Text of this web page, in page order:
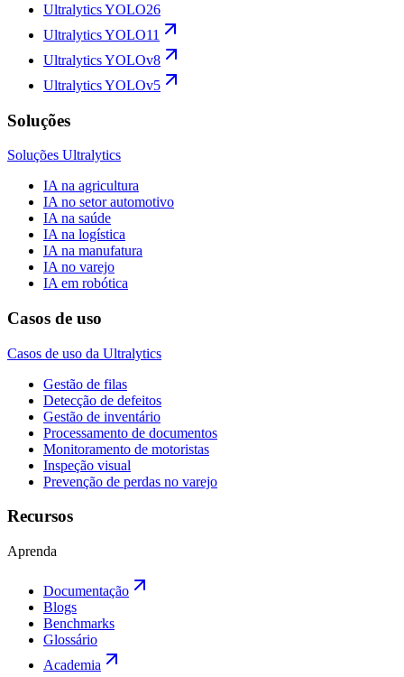
Ultralytics YOLO26
Ultralytics YOLO11
Ultralytics YOLOv8
Ultralytics YOLOv5
Soluções
Soluções Ultralytics
IA na agricultura
IA no setor automotivo
IA na saúde
IA na logística
IA na manufatura
IA no varejo
IA em robótica
Casos de uso
Casos de uso da Ultralytics
Gestão de filas
Detecção de defeitos
Gestão de inventário
Processamento de documentos
Monitoramento de motoristas
Inspeção visual
Prevenção de perdas no varejo
Recursos
Aprenda
Documentação
Blogs
Benchmarks
Glossário
Academia